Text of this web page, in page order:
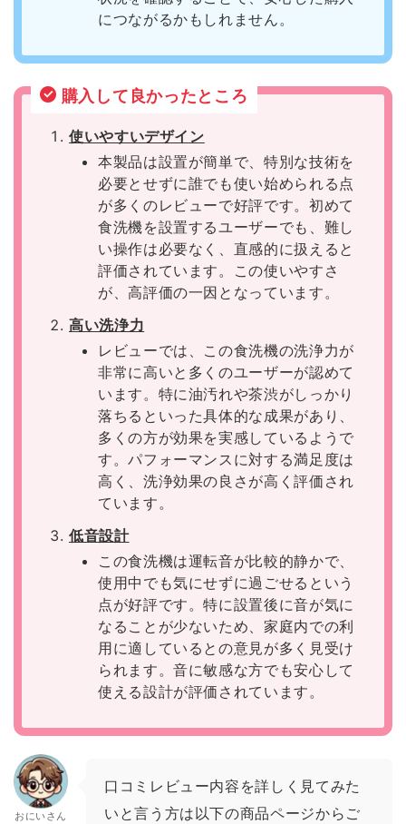
につながるかもしれません。
購入して良かったところ
使いやすいデザイン
本製品は設置が簡単で、特別な技術を
必要とせずに誰でも使い始められる点
が多くのレビューで好評です。初めて
食洗機を設置するユーザーでも、難し
い操作は必要なく、直感的に扱えると
評価されています。この使いやすさ
が、高評価の一因となっています。
高い洗浄力
レビューでは、この食洗機の洗浄力が
非常に高いと多くのユーザーが認めて
います。特に油汚れや茶渋がしっかり
落ちるといった具体的な成果があり、
多くの方が効果を実感しているようで
す。パフォーマンスに対する満足度は
高く、洗浄効果の良さが高く評価され
ています。
低音設計
この食洗機は運転音が比較的静かで、
使用中でも気にせずに過ごせるという
点が好評です。特に設置後に音が気に
なることが少ないため、家庭内での利
用に適しているとの意見が多く見受け
られます。音に敏感な方でも安心して
使える設計が評価されています。
おにいさん
口コミレビュー内容を詳しく見てみた
いと言う方は以下の商品ページからご